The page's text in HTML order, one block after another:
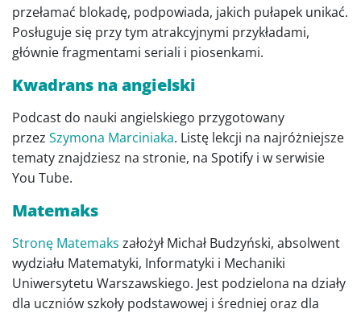
przełamać blokadę, podpowiada, jakich pułapek unikać.
Posługuje się przy tym atrakcyjnymi przykładami,
głównie fragmentami seriali i piosenkami.
Kwadrans na angielski
Podcast do nauki angielskiego przygotowany
przez Szymona Marciniaka. Listę lekcji na najróżniejsze
tematy znajdziesz na stronie, na Spotify i w serwisie
You Tube.
Matemaks
Stronę Matemaks założył Michał Budzyński, absolwent
wydziału Matematyki, Informatyki i Mechaniki
Uniwersytetu Warszawskiego. Jest podzielona na działy
dla uczniów szkoły podstawowej i średniej oraz dla